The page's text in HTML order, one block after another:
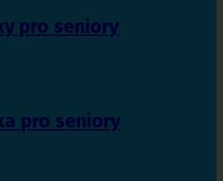
pro seniory
pro seniory